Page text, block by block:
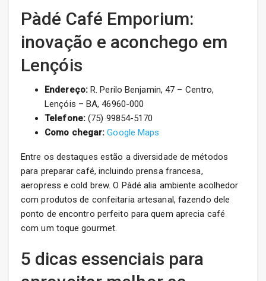
Pàdé Café Emporium:
inovação e aconchego em
Lençóis
Endereço:R. Perilo Benjamin, 47 – Centro,
Lençóis – BA, 46960-000
Telefone:(75) 99854-5170
Como chegar: Google Maps
Entre os destaques estão a diversidade de métodos
para preparar café, incluindo prensa francesa,
aeropress e cold brew. O Pàdé alia ambiente acolhedor
com produtos de confeitaria artesanal, fazendo dele
ponto de encontro perfeito para quem aprecia café
com um toque gourmet.
5 dicas essenciais para